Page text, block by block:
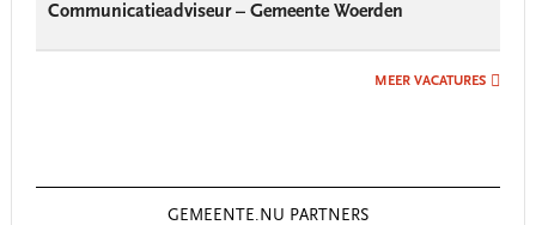
Communicatieadviseur – Gemeente Woerden
MEER VACATURES
GEMEENTE.NU PARTNERS